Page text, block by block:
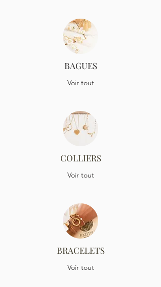
est réservé aux bijoux.
BAGUES
Voir tout
COLLIERS
Voir tout
BRACELETS
Voir tout